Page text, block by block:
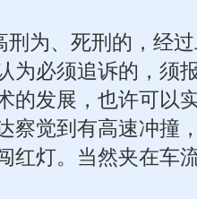
刑为、死刑的，经
为必须追诉的，须
的发展，也许可以
察觉到有高速冲撞
红灯。当然夹在车